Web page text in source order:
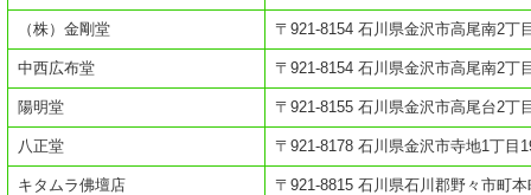
（株）金剛堂 〒921-8154 石川県金沢市高尾南2丁
中西広布堂 〒921-8154 石川県金沢市高尾南2丁
陽明堂 〒921-8155 石川県金沢市高尾台2丁
八正堂 〒921-8178 石川県金沢市寺地1丁目
キタムラ佛壇店 〒921-8815 石川県石川郡野々市町